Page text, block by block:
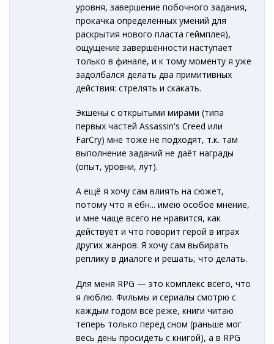
уровня, завершение побочного задания,
прокачка определённых умений для
раскрытия нового пласта геймплея),
ощущение завершённости наступает
только в финале, и к тому моменту я уже
задолбался делать два примитивных
действия: стрелять и скакать.
Экшены с открытыми мирами (типа
первых частей Assassin's Creed или
FarCry) мне тоже не подходят, т.к. там
выполнение заданий не даёт награды
(опыт, уровни, лут).
А ещё я хочу сам влиять на сюжет,
потому что я ёбн... имею особое мнение,
и мне чаще всего не нравится, как
действует и что говорит герой в играх
других жанров. Я хочу сам выбирать
реплику в диалоге и решать, что делать.
Для меня RPG — это комплекс всего, что
я люблю. Фильмы и сериалы смотрю с
каждым годом всё реже, книги читаю
теперь только перед сном (раньше мог
весь день просидеть с книгой), а в RPG